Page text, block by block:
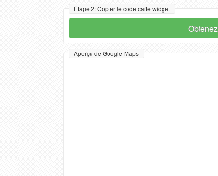
Étape 2: Copier le code carte widget
Aperçu de Google-Maps